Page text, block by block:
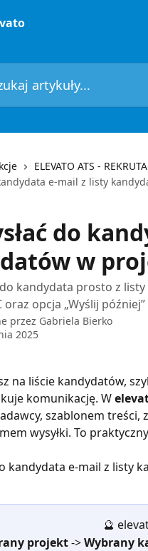
ELEVATO ATS -
e-mail z listy
do
w
kandydata prosto z
oraz opcja „Wyślij
przez Gabriela Bierko
2025
komunikację. W
szablonem treści,
wysyłki. To
kandydata e-mail z listy
🔮
projekt -> Wybrany